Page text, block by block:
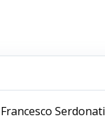
Francesco Serdonati